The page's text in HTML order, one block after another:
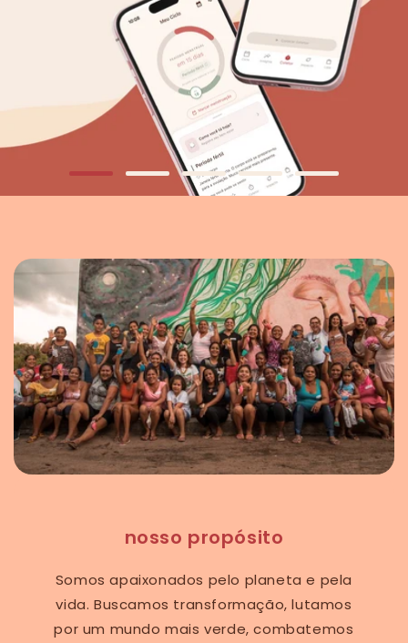
nosso propósito
Somos apaixonados pelo planeta e pela
vida. Buscamos transformação, lutamos
por um mundo mais verde, combatemos